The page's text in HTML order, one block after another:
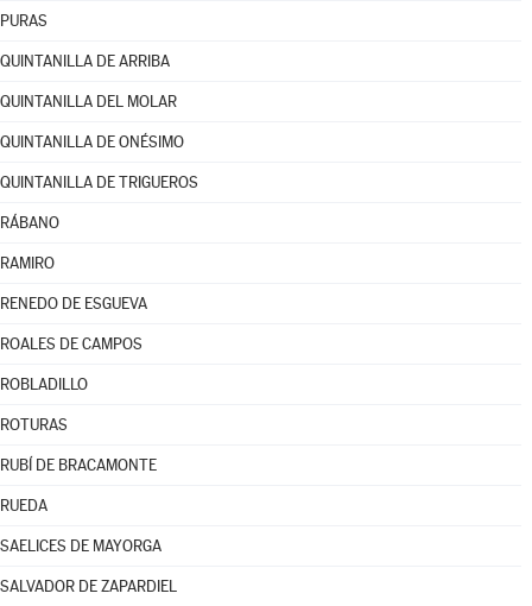
PURAS
QUINTANILLA DE ARRIBA
QUINTANILLA DEL MOLAR
QUINTANILLA DE ONÉSIMO
QUINTANILLA DE TRIGUEROS
RÁBANO
RAMIRO
RENEDO DE ESGUEVA
ROALES DE CAMPOS
ROBLADILLO
ROTURAS
RUBÍ DE BRACAMONTE
RUEDA
SAELICES DE MAYORGA
SALVADOR DE ZAPARDIEL